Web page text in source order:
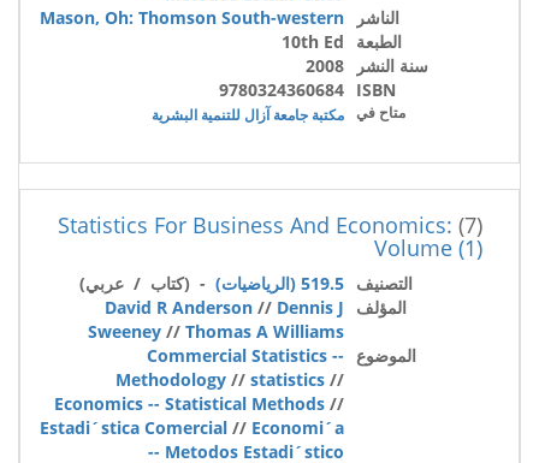
الناشر
Mason, Oh: Thomson South-western
الطبعة
10th Ed
سنة النشر
2008
ISBN
9780324360684
متاح في مكتبة جامعة آزال للتنمية البشرية
(7)
Statistics For Business And Economics:
Volume (1)
التصنيف 519.5 (الرياضيات)
- (كتاب / عربي)
المؤلف
David R Anderson // Dennis J
Sweeney // Thomas A Williams
الموضوع Commercial Statistics --
Methodology // statistics //
Economics -- Statistical Methods //
Estadi´stica Comercial // Economi´a
-- Metodos Estadi´stico